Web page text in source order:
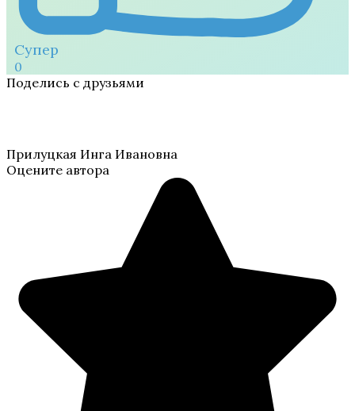
Супер
0
Поделись с друзьями
Прилуцкая Инга Ивановна
Оцените автора